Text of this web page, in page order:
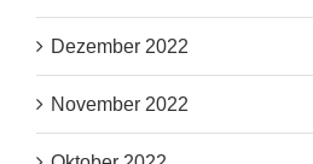
Dezember 2022
November 2022